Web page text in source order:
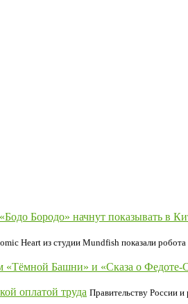
Бородо» начнут показывать в
Heart из студии Mundfish показали
«Тёмной Башни» и «Сказа о Федоте-
оплатой труда Правительству России